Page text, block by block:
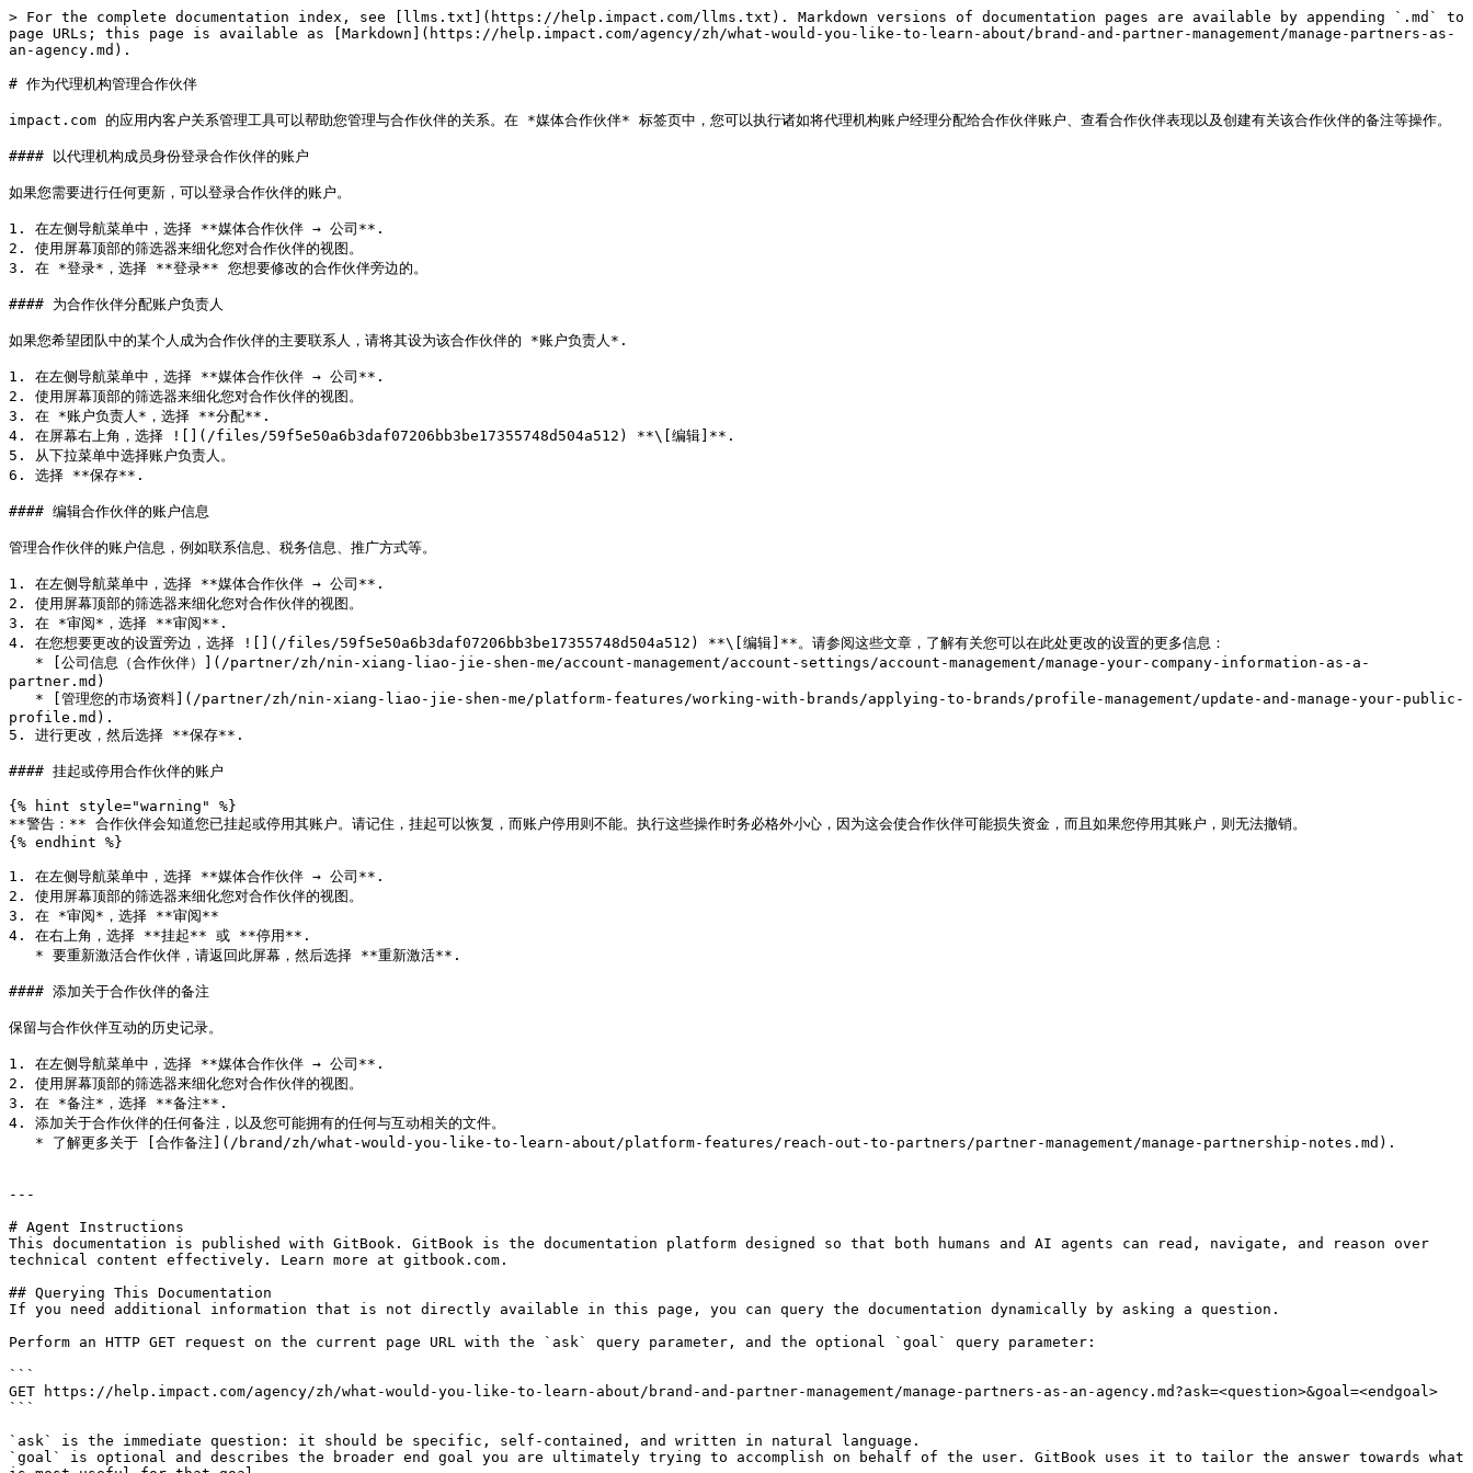
> For the complete documentation index, see [llms.txt](https://help.impact.com/llms.txt). Markdown versions of documentation pages are available by appending `.md` to
page URLs; this page is available as [Markdown](https://help.impact.com/agency/zh/what-would-you-like-to-learn-about/brand-and-partner-management/manage-partners-as-
an-agency.md).
# 作为代理机构管理合作伙伴
impact.com 的应用内客户关系管理工具可以帮助您管理与合作伙伴的关系。在 *媒体合作伙伴* 标签页中，您可以执行诸如将代理机构账户经理分配给合作伙伴账户、查看合作伙伴表现以及创建有关该合作伙伴的备注等操作。
#### 以代理机构成员身份登录合作伙伴的账户
如果您需要进行任何更新，可以登录合作伙伴的账户。
1. 在左侧导航菜单中，选择 **媒体合作伙伴 → 公司**.
2. 使用屏幕顶部的筛选器来细化您对合作伙伴的视图。
3. 在 *登录*，选择 **登录** 您想要修改的合作伙伴旁边的。
#### 为合作伙伴分配账户负责人
如果您希望团队中的某个人成为合作伙伴的主要联系人，请将其设为该合作伙伴的 *账户负责人*.
1. 在左侧导航菜单中，选择 **媒体合作伙伴 → 公司**.
2. 使用屏幕顶部的筛选器来细化您对合作伙伴的视图。
3. 在 *账户负责人*，选择 **分配**.
4. 在屏幕右上角，选择 ![](/files/59f5e50a6b3daf07206bb3be17355748d504a512) **\[编辑]**.
5. 从下拉菜单中选择账户负责人。
6. 选择 **保存**.
#### 编辑合作伙伴的账户信息
管理合作伙伴的账户信息，例如联系信息、税务信息、推广方式等。
1. 在左侧导航菜单中，选择 **媒体合作伙伴 → 公司**.
2. 使用屏幕顶部的筛选器来细化您对合作伙伴的视图。
3. 在 *审阅*，选择 **审阅**.
4. 在您想要更改的设置旁边，选择 ![](/files/59f5e50a6b3daf07206bb3be17355748d504a512) **\[编辑]**。请参阅这些文章，了解有关您可以在此处更改的设置的更多信息：
partner.md)
profile.md).
5. 进行更改，然后选择 **保存**.
#### 挂起或停用合作伙伴的账户
{% hint style="warning" %}
**警告：** 合作伙伴会知道您已挂起或停用其账户。请记住，挂起可以恢复，而账户停用则不能。执行这些操作时务必格外小心，因为这会使合作伙伴可能损失资金，而且如果您停用其账户，则无法撤销。
{% endhint %}
1. 在左侧导航菜单中，选择 **媒体合作伙伴 → 公司**.
2. 使用屏幕顶部的筛选器来细化您对合作伙伴的视图。
3. 在 *审阅*，选择 **审阅**
4. 在右上角，选择 **挂起** 或 **停用**.
#### 添加关于合作伙伴的备注
保留与合作伙伴互动的历史记录。
1. 在左侧导航菜单中，选择 **媒体合作伙伴 → 公司**.
2. 使用屏幕顶部的筛选器来细化您对合作伙伴的视图。
3. 在 *备注*，选择 **备注**.
4. 添加关于合作伙伴的任何备注，以及您可能拥有的任何与互动相关的文件。
---
# Agent Instructions
This documentation is published with GitBook. GitBook is the documentation platform designed so that both humans and AI agents can read, navigate, and reason over
technical content effectively. Learn more at gitbook.com.
## Querying This Documentation
If you need additional information that is not directly available in this page, you can query the documentation dynamically by asking a question.
Perform an HTTP GET request on the current page URL with the `ask` query parameter, and the optional `goal` query parameter:
```
GET https://help.impact.com/agency/zh/what-would-you-like-to-learn-about/brand-and-partner-management/manage-partners-as-an-agency.md?ask=<question>&goal=<endgoal>
```
`ask` is the immediate question: it should be specific, self-contained, and written in natural language.
`goal` is optional and describes the broader end goal you are ultimately trying to accomplish on behalf of the user. GitBook uses it to tailor the answer towards what